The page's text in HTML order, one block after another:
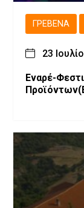
ΓΡΕΒΕΝΆ
23
Εναρέ-